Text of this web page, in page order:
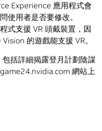
Experience 應用程式會
使用者是否要修改。
式支援 VR 頭戴裝置，因
的遊戲能支援 VR。
括詳細揭露登月計劃陰謀
網站上